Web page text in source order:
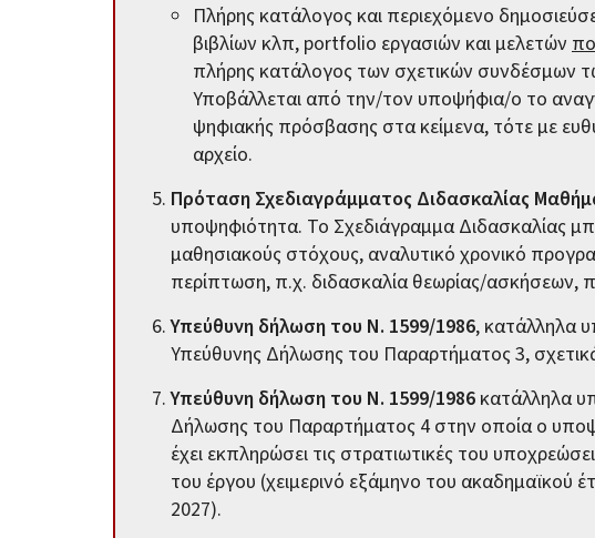
Πλήρης κατάλογος και περιεχόμενο
βιβλίων κλπ, portfolio εργασιών και μελετών
πλήρης κατάλογος των σχετικών συνδέσμων
Υποβάλλεται από την/τον υποψήφια/ο το
ψηφιακής πρόσβασης στα κείμενα, τότε με
αρχείο.
Πρόταση Σχεδιαγράμματος Διδασκαλίας
υποψηφιότητα. Το Σχεδιάγραμμα Διδασκαλίας
μαθησιακούς στόχους, αναλυτικό χρονικό
περίπτωση, π.χ. διδασκαλία θεωρίας/ασκήσεων,
Υπεύθυνη δήλωση του Ν. 1599/1986, κατάλληλα
Υπεύθυνης Δήλωσης του Παραρτήματος 3,
Υπεύθυνη δήλωση του Ν. 1599/1986 κατάλληλα
Δήλωσης του Παραρτήματος 4 στην οποία ο
έχει εκπληρώσει τις στρατιωτικές του
του έργου (χειμερινό εξάμηνο του ακαδημαϊκού
2027).